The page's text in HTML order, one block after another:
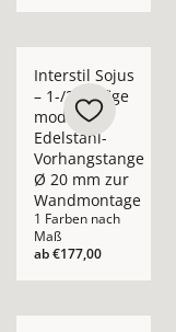
Interstil Sojus
– 1-/2-läufige
moderne
Edelstahl-
Vorhangstange
Ø 20 mm zur
Wandmontage
1 Farben nach
Maß
ab€177,00